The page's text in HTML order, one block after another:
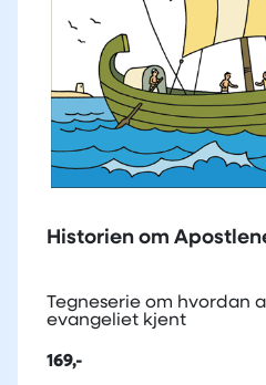
Historien om
Tegneserie om hvordan
evangeliet kjent
169,-